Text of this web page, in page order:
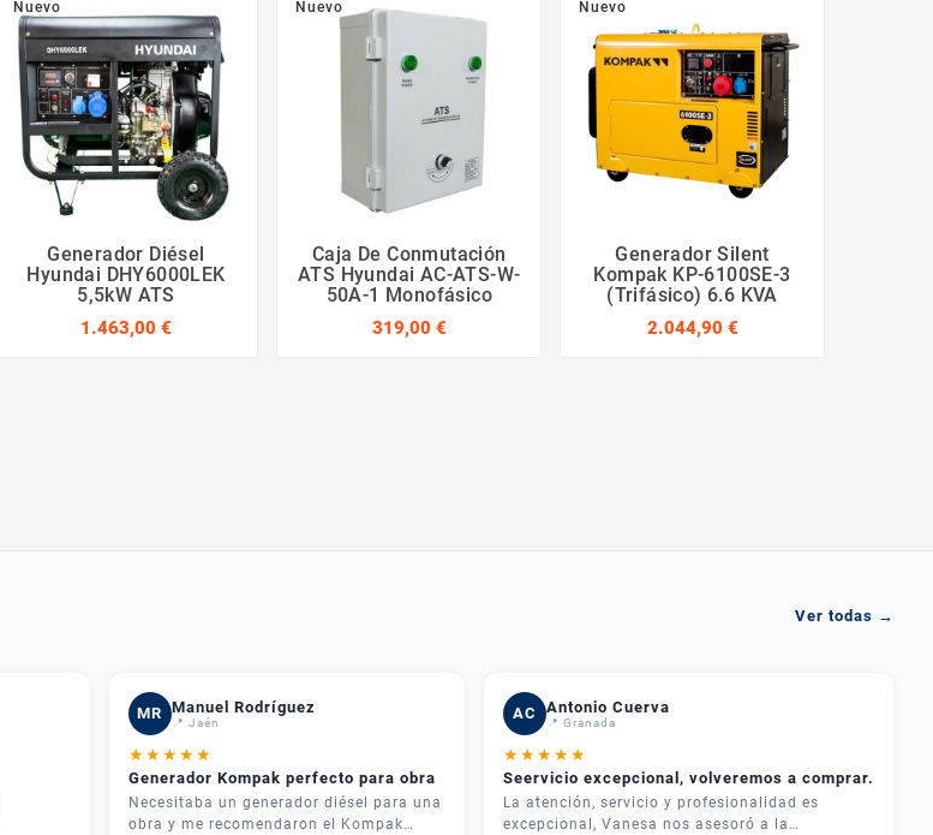
Nuevo
Generador Diésel
Hyundai DHY6000LEK
5,5kW ATS
1.463,00 €
Nuevo
Caja De Conmutación
ATS Hyundai AC-ATS-W-
50A-1 Monofásico
319,00 €
Nuevo
Generador Silent
Kompak KP-6100SE-3
(Trifásico) 6.6 KVA
2.044,90 €
Ver todas →
MR Manuel Rodríguez
📍 Jaén
★★★★★
Generador Kompak perfecto para obra
Necesitaba un generador diésel para una
obra y me recomendaron el Kompak
AC Antonio Cuerva
📍 Granada
★★★★★
Seervicio excepcional, volveremos a comprar.
La atención, servicio y profesionalidad es
excepcional, Vanesa nos asesoró a la